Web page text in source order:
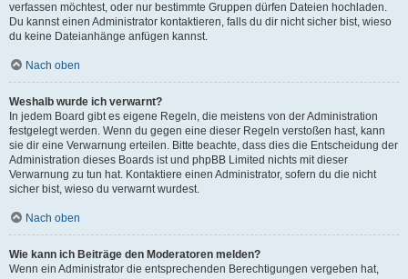
verfassen möchtest, oder nur bestimmte Gruppen dürfen Dateien hochladen.
Du kannst einen Administrator kontaktieren, falls du dir nicht sicher bist, wieso
du keine Dateianhänge anfügen kannst.
Nach oben
Weshalb wurde ich verwarnt?
In jedem Board gibt es eigene Regeln, die meistens von der Administration
festgelegt werden. Wenn du gegen eine dieser Regeln verstoßen hast, kann
sie dir eine Verwarnung erteilen. Bitte beachte, dass dies die Entscheidung der
Administration dieses Boards ist und phpBB Limited nichts mit dieser
Verwarnung zu tun hat. Kontaktiere einen Administrator, sofern du die nicht
sicher bist, wieso du verwarnt wurdest.
Nach oben
Wie kann ich Beiträge den Moderatoren melden?
Wenn ein Administrator die entsprechenden Berechtigungen vergeben hat,